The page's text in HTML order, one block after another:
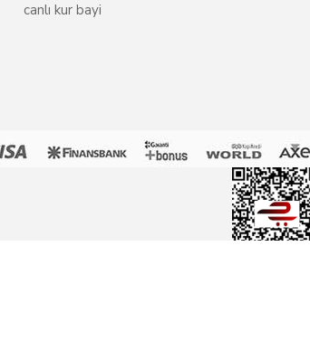
canlı kur bayi